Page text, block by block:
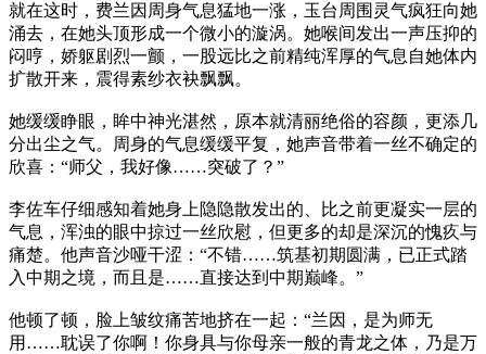
就在这时，费兰因周身气息猛地一涨，玉台周围灵气疯狂向她
涌去，在她头顶形成一个微小的漩涡。她喉间发出一声压抑的
闷哼，娇躯剧烈一颤，一股远比之前精纯浑厚的气息自她体内
扩散开来，震得素纱衣袂飘飘。
她缓缓睁眼，眸中神光湛然，原本就清丽绝俗的容颜，更添几
分出尘之气。周身的气息缓缓平复，她声音带着一丝不确定的
欣喜：“师父，我好像……突破了？”
李佐车仔细感知着她身上隐隐散发出的、比之前更凝实一层的
气息，浑浊的眼中掠过一丝欣慰，但更多的却是深沉的愧疚与
痛楚。他声音沙哑干涩：“不错……筑基初期圆满，已正式踏
入中期之境，而且是……直接达到中期巅峰。”
他顿了顿，脸上皱纹痛苦地挤在一起：“兰因，是为师无
用……耽误了你啊！你身具与你母亲一般的青龙之体，乃是万